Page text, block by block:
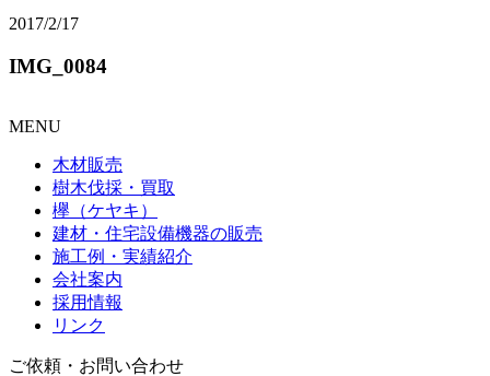
2017/2/17
IMG_0084
MENU
木材販売
樹木伐採・買取
欅（ケヤキ）
建材・住宅設備機器の販売
施工例・実績紹介
会社案内
採用情報
リンク
ご依頼・お問い合わせ